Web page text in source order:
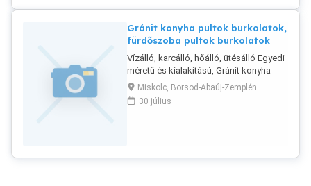
Gránit konyha pultok burkolatok,
fürdőszoba pultok burkolatok
Vízálló, karcálló, hőálló, ütésálló Egyedi
méretű és kialakítású, Gránit konyha
pultok burkolatok, fürdőszoba pultok
burkolatok, padló és fal burkolatok,
egyedi alumínium vázas konyha és
Miskolc, Borsod-Abaúj-Zemplén
30 július